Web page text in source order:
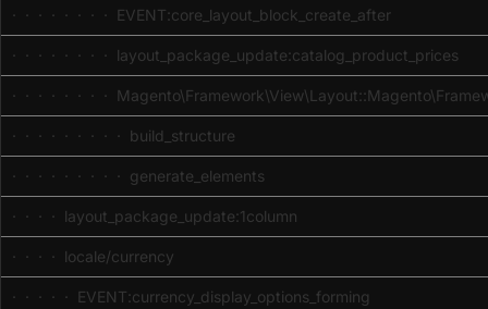
· · · · · · · · EVENT:core_layout_block_create_after
· · · · · · · · layout_package_update:catalog_product_prices
· · · · · · · ·
· · · · · · · · · build_structure
· · · · · · · · · generate_elements
· · · · layout_package_update:1column
· · · · locale/currency
· · · · · EVENT:currency_display_options_forming